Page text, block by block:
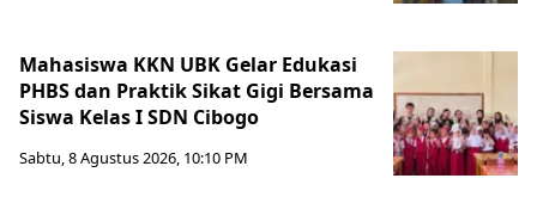
Mahasiswa KKN UBK Gelar Edukasi
PHBS dan Praktik Sikat Gigi Bersama
Siswa Kelas I SDN Cibogo
Sabtu, 8 Agustus 2026, 10:10 PM